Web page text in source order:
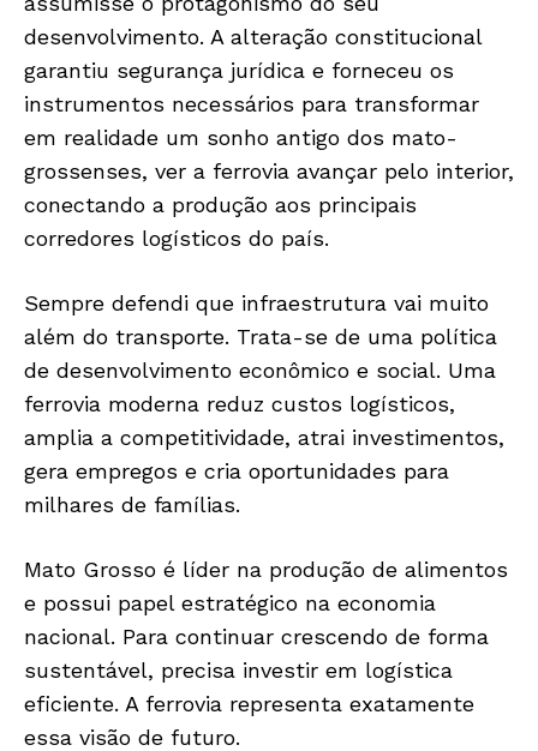
JUNTE-SE NO WHATSAPP
HOME
POLÍTICA
POLÍCIA
ESPORTES
ECONOMIA
GERAL
EDUCAÇÃO
SAÚDE
AGRONOTÍCIAS
desenvolvimento. A alteração constitucional
garantiu segurança jurídica e forneceu os
instrumentos necessários para transformar
em realidade um sonho antigo dos mato-
grossenses, ver a ferrovia avançar pelo interior,
conectando a produção aos principais
corredores logísticos do país.
Sempre defendi que infraestrutura vai muito
além do transporte. Trata-se de uma política
de desenvolvimento econômico e social. Uma
ferrovia moderna reduz custos logísticos,
amplia a competitividade, atrai investimentos,
gera empregos e cria oportunidades para
milhares de famílias.
Mato Grosso é líder na produção de alimentos
e possui papel estratégico na economia
nacional. Para continuar crescendo de forma
sustentável, precisa investir em logística
eficiente. A ferrovia representa exatamente
essa visão de futuro.